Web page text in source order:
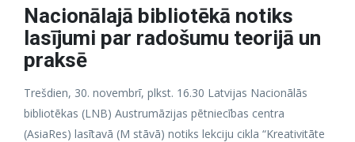
Nacionālajā bibliotēkā notiks
lasījumi par radošumu teorijā un
praksē
Trešdien, 30. novembrī, plkst. 16.30 Latvijas Nacionālās
bibliotēkas (LNB) Austrumāzijas pētniecības centra
(AsiaRes) lasītavā (M stāvā) notiks lekciju cikla “Kreativitāte